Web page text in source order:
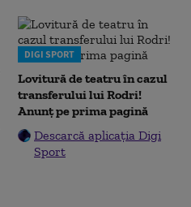
DIGI SPORT
Lovitură de teatru în cazul
transferului lui Rodri!
Anunț pe prima pagină
Descarcă aplicația Digi
Sport